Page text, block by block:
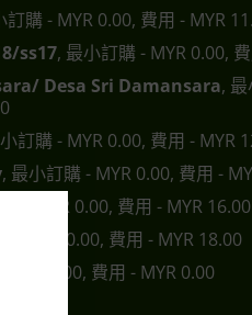
訂購 - MYR 0.00, 費用 - MYR
ss17, 最小訂購 - MYR 0.00,
Desa Sri Damansara,
訂購 - MYR 0.00, 費用 - MYR
, 最小訂購 - MYR 0.00, 費用 -
購 - MYR 0.00, 費用 - MYR 16.00
- MYR 0.00, 費用 - MYR 18.00
15.00, 費用 - MYR 0.00